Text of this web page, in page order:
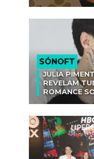
SÓNOFT
JULIA
REVELAM
ROMANCE